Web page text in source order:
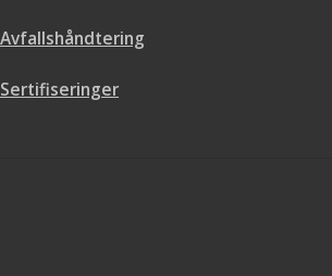
Avfallshåndtering
Sertifiseringer